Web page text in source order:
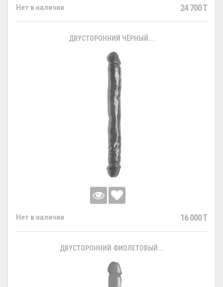
Нет в наличии 24 700 T
ДВУСТОРОННИЙ ЧЁРНЫЙ...
Нет в наличии 16 000 T
ДВУСТОРОННИЙ ФИОЛЕТОВЫЙ...